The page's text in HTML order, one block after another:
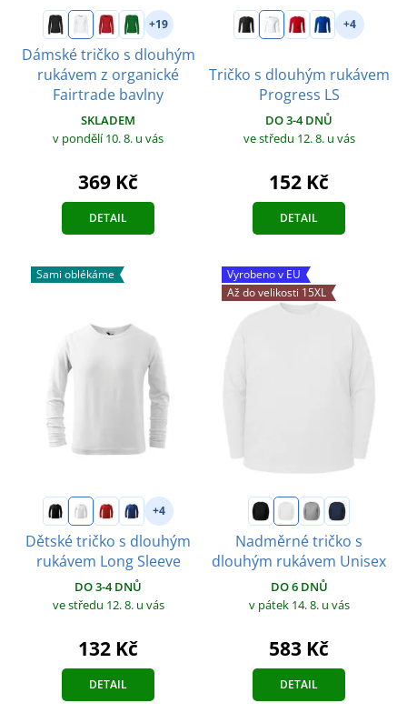
+19
Dámské tričko s dlouhým
rukávem z organické
Fairtrade bavlny
SKLADEM
v pondělí 10. 8. u vás
369 Kč
DETAIL
+4
Tričko s dlouhým rukávem
Progress LS
DO 3-4 DNŮ
ve středu 12. 8. u vás
152 Kč
DETAIL
Sami oblékáme
+4
Dětské tričko s dlouhým
rukávem Long Sleeve
DO 3-4 DNŮ
ve středu 12. 8. u vás
132 Kč
DETAIL
Vyrobeno v EU
Až do velikosti 15XL
Nadměrné tričko s
dlouhým rukávem Unisex
DO 6 DNŮ
v pátek 14. 8. u vás
583 Kč
DETAIL